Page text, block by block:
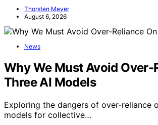
Thorsten Meyer
August 6, 2026
News
Why We Must Avoid Over-
Three AI Models
Exploring the dangers of over-reliance
models for collective…